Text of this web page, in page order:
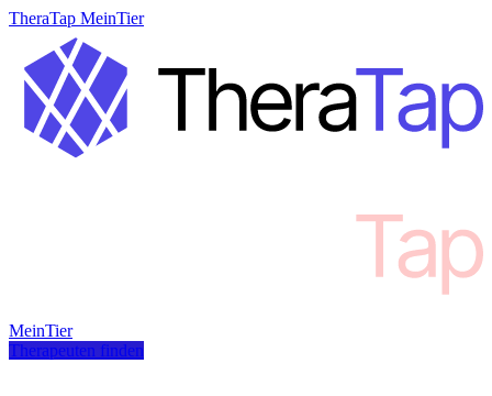
TheraTap MeinTier
MeinTier
Therapeuten finden